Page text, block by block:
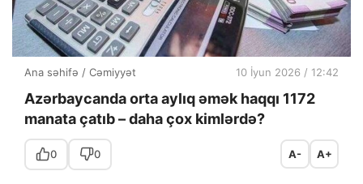
Ana səhifə / Cəmiyyət 10 İyun 2026 / 12:42
Azərbaycanda orta aylıq əmək haqqı 1172
manata çatıb – daha çox kimlərdə?
0 0 A- A+